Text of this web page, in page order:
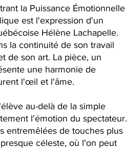
la Puissance Émotionnelle
est l'expression d'un
Hélène Lachapelle.
la continuité de son travail
de son art. La pièce, un
une harmonie de
l'œil et l'âme.
au-delà de la simple
l'émotion du spectateur.
entremêlées de touches plus
céleste, où l'on peut